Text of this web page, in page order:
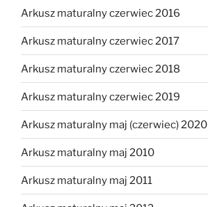
Arkusz maturalny czerwiec 2016
Arkusz maturalny czerwiec 2017
Arkusz maturalny czerwiec 2018
Arkusz maturalny czerwiec 2019
Arkusz maturalny maj (czerwiec) 2020
Arkusz maturalny maj 2010
Arkusz maturalny maj 2011